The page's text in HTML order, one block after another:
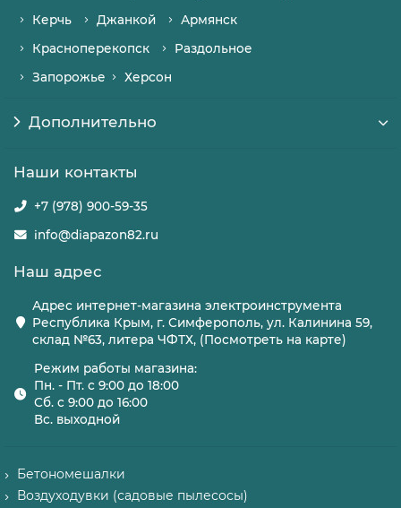
Керчь
Джанкой
Армянск
Красноперекопск
Раздольное
Запорожье
Херсон
Дополнительно
Наши контакты
+7 (978) 900-59-35
info@diapazon82.ru
Наш адрес
Адрес интернет-магазина электроинструмента
Республика Крым, г. Симферополь, ул. Калинина 59,
склад №63, литера ЧФТХ, (Посмотреть на карте)
Режим работы магазина:
Пн. - Пт. с 9:00 до 18:00
Сб. с 9:00 до 16:00
Вс. выходной
Бетономешалки
Воздуходувки (садовые пылесосы)